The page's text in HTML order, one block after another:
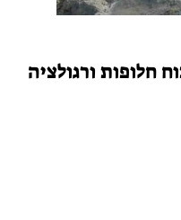
חלופות ורגולציה